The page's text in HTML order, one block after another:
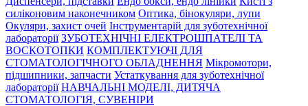
силіконовим наконечником Оптика, бінокуляри, лупи
Окуляри, захист очей Інструментарій для зуботехнічної
лабораторії ЗУБОТЕХНІЧНІ ЕЛЕКТРОШПАТЕЛІ ТА
ВОСКОТОПКИ КОМПЛЕКТУЮЧІ ДЛЯ
СТОМАТОЛОГІЧНОГО ОБЛАДНЕННЯ Мікромотори,
підшипники, запчасти Устаткування для зуботехнічної
лабораторії НАВЧАЛЬНІ МОДЕЛІ, ДИТЯЧА
СТОМАТОЛОГІЯ, СУВЕНІРИ